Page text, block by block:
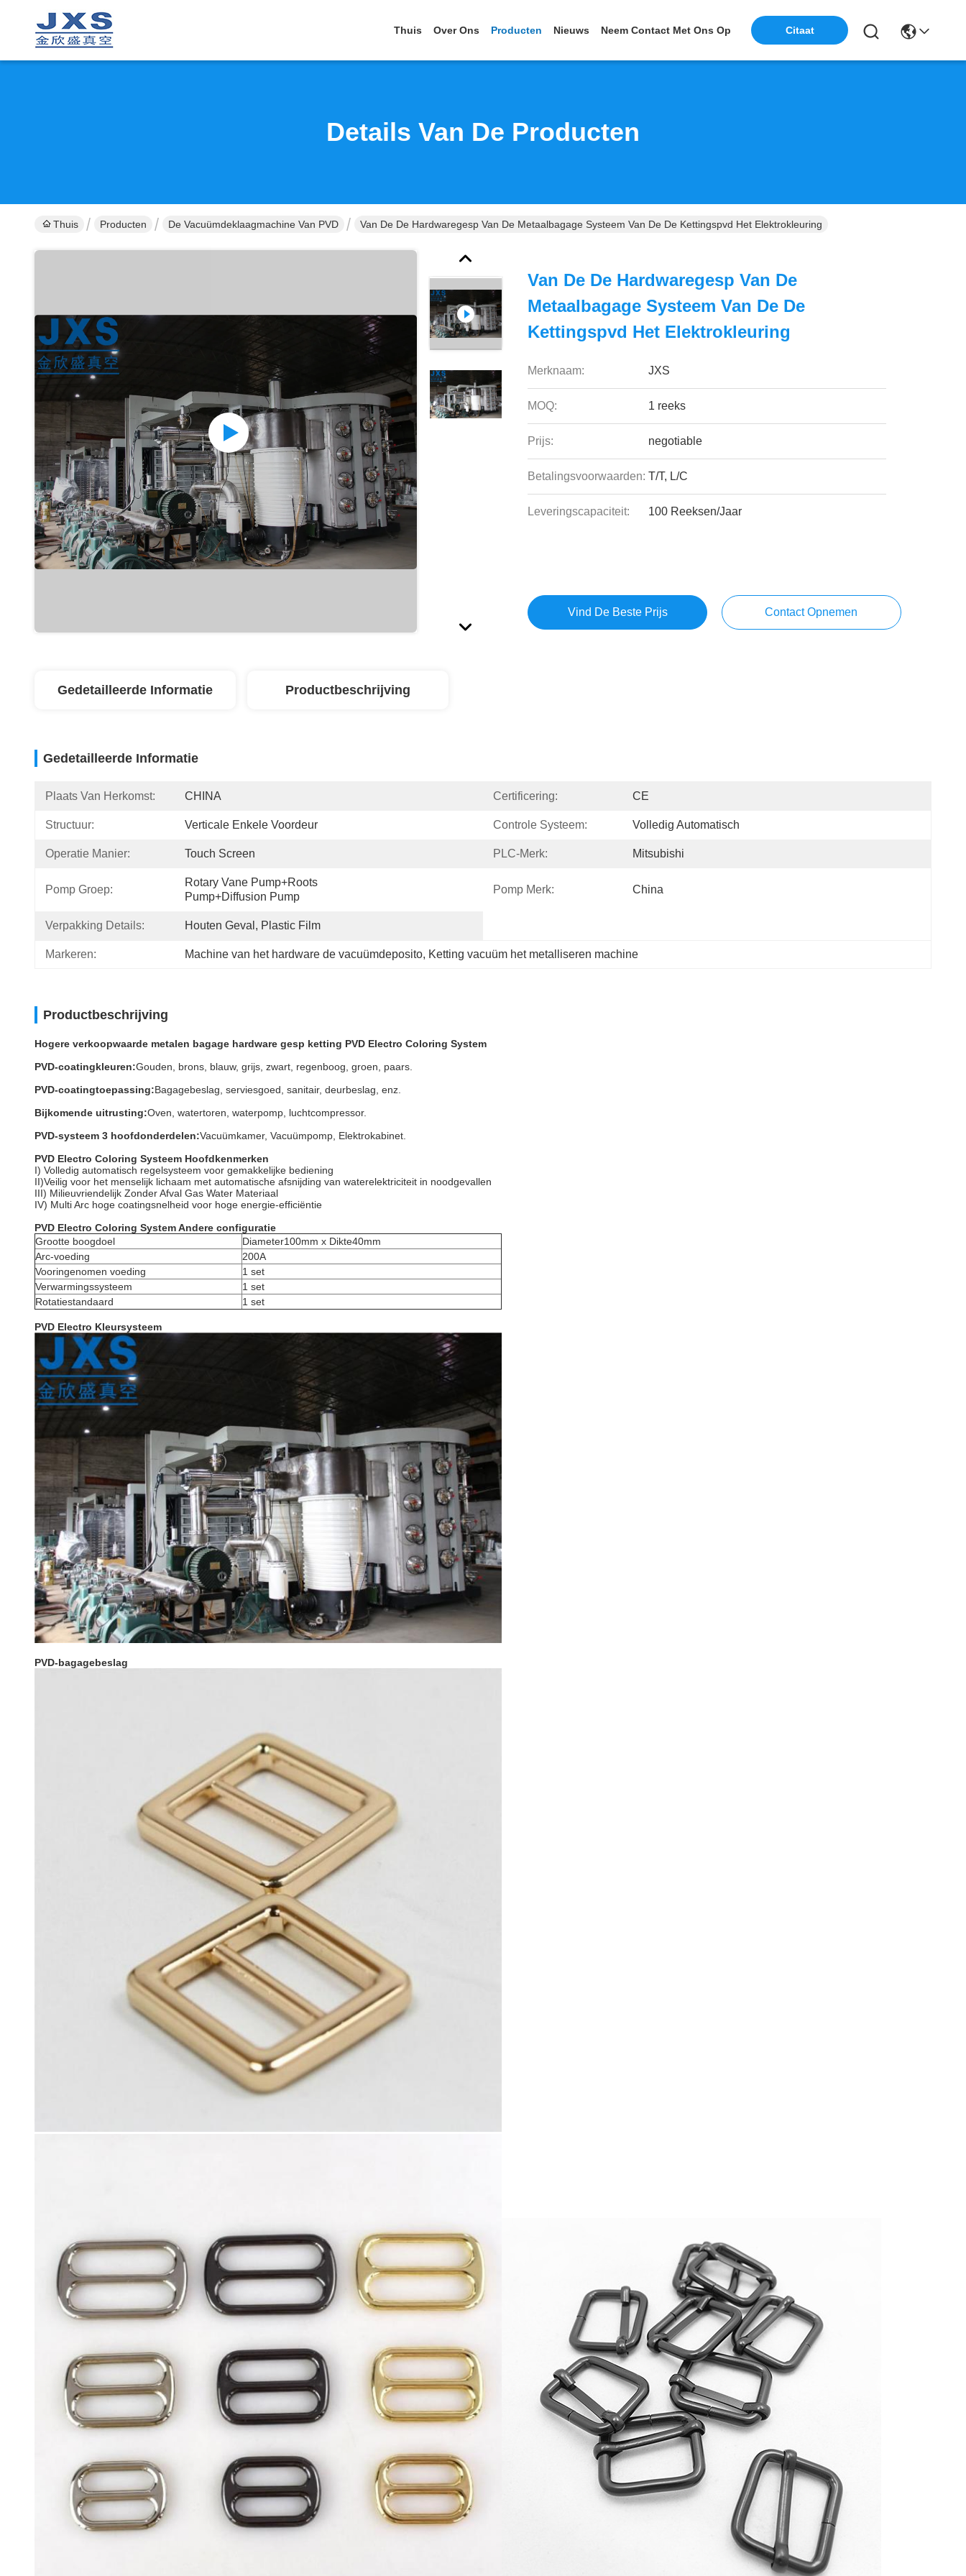
Thuis Over Ons Producten Nieuws Neem Contact Met Ons Op Citaat
Details Van De Producten
Thuis Producten De Vacuümdeklaagmachine Van PVD Van De De Hardwaregesp Van De Metaalbagage Systeem Van De De Kettingspvd Het Elektrokleuring
Van De De Hardwaregesp Van De
Metaalbagage Systeem Van De De
Kettingspvd Het Elektrokleuring
Merknaam: JXS
MOQ: 1 reeks
Prijs: negotiable
Betalingsvoorwaarden: T/T, L/C
Leveringscapaciteit: 100 Reeksen/Jaar
Vind De Beste Prijs Contact Opnemen
Gedetailleerde Informatie Productbeschrijving
Gedetailleerde Informatie
Plaats Van Herkomst: CHINA Certificering: CE
Structuur: Verticale Enkele Voordeur Controle Systeem: Volledig Automatisch
Operatie Manier: Touch Screen PLC-Merk: Mitsubishi
Pomp Groep:
Rotary Vane Pump+Roots
Pump+Diffusion Pump
Pomp Merk: China
Verpakking Details: Houten Geval, Plastic Film
Markeren: Machine van het hardware de vacuümdeposito, Ketting vacuüm het metalliseren machine
Productbeschrijving
Hogere verkoopwaarde metalen bagage hardware gesp ketting PVD Electro Coloring System
PVD-coatingkleuren:Gouden, brons, blauw, grijs, zwart, regenboog, groen, paars.
PVD-coatingtoepassing:Bagagebeslag, serviesgoed, sanitair, deurbeslag, enz.
Bijkomende uitrusting:Oven, watertoren, waterpomp, luchtcompressor.
PVD-systeem 3 hoofdonderdelen:Vacuümkamer, Vacuümpomp, Elektrokabinet.
PVD Electro Coloring Systeem Hoofdkenmerken
I) Volledig automatisch regelsysteem voor gemakkelijke bediening
II)Veilig voor het menselijk lichaam met automatische afsnijding van waterelektriciteit in noodgevallen
III) Milieuvriendelijk Zonder Afval Gas Water Materiaal
IV) Multi Arc hoge coatingsnelheid voor hoge energie-efficiëntie
PVD Electro Coloring System Andere configuratie
Grootte boogdoel
Diameter100mm x Dikte40mm
Arc-voeding
200A
Vooringenomen voeding
1 set
Verwarmingssysteem
1 set
Rotatiestandaard
1 set
PVD Electro Kleursysteem
PVD-bagagebeslag